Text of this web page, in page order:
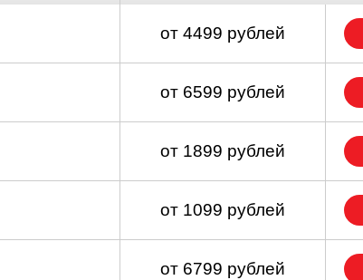
от 4499 рублей
от 6599 рублей
от 1899 рублей
от 1099 рублей
от 6799 рублей